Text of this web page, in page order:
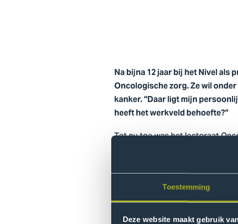
Toestemming
Deze website maakt gebruik
Na bijna 12 jaar bij het Nivel als
Oncologische zorg. Ze wil
kanker. “Daar ligt mijn
heeft het werkveld behoefte?”
Tot nu toe was het lectoraat
er ruimte voor uitbreiding. “De
groot onderzoeksgebied!
veelheid aan focusgebieden.
mogelijkheden zijn eindeloos.
hebben jullie behoefte aan? En
mooi aan onderzoek op